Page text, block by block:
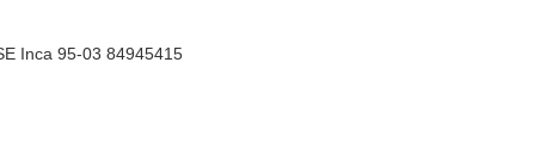
Inca 95-03 84945415